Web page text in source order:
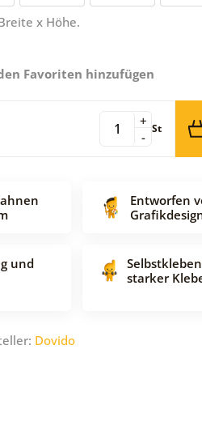
x Höhe.
Favoriten hinzufügen
-
+ St
Entworfen
und
starker
Dovido